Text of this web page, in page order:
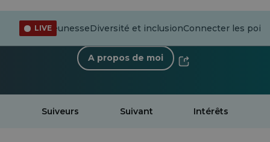
LIVEJeunesseDiversité et inclusionConnecter les
A propos de moi
Suiveurs Suivant Intérêts